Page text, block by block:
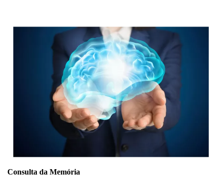
Consulta da Memória